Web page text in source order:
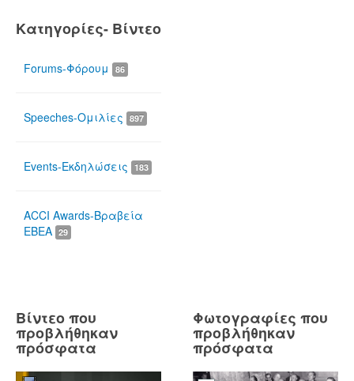
Κατηγορίες- Βίντεο
Forums-Φόρουμ 86
Speeches-Ομιλίες 897
Events-Εκδηλώσεις 183
ACCI Awards-Βραβεία
ΕΒΕΑ 29
Βίντεο που
προβλήθηκαν
πρόσφατα
Φωτογραφίες που
προβλήθηκαν
πρόσφατα